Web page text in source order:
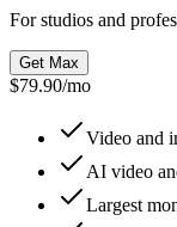
For studios and
Get Max
$79.90/mo
Video and
AI video
Largest